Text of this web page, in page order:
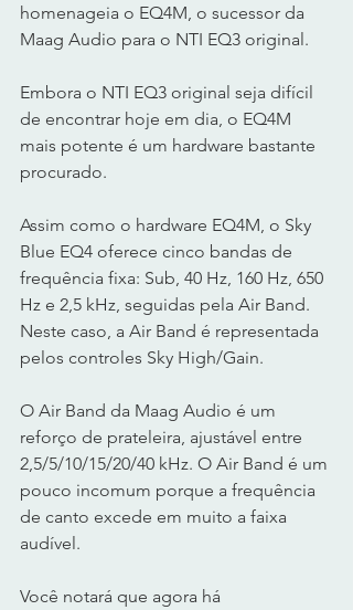
homenageia o EQ4M, o sucessor da
Maag Audio para o NTI EQ3 original.
Embora o NTI EQ3 original seja difícil
de encontrar hoje em dia, o EQ4M
mais potente é um hardware bastante
procurado.
Assim como o hardware EQ4M, o Sky
Blue EQ4 oferece cinco bandas de
frequência fixa: Sub, 40 Hz, 160 Hz, 650
Hz e 2,5 kHz, seguidas pela Air Band.
Neste caso, a Air Band é representada
pelos controles Sky High/Gain.
O Air Band da Maag Audio é um
reforço de prateleira, ajustável entre
2,5/5/10/15/20/40 kHz. O Air Band é um
pouco incomum porque a frequência
de canto excede em muito a faixa
audível.
Você notará que agora há